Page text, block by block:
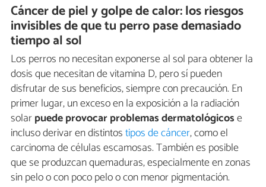
Cáncer de piel y golpe de calor: los riesgos
invisibles de que tu perro pase demasiado
tiempo al sol
Los perros no necesitan exponerse al sol para obtener la
dosis que necesitan de vitamina D, pero sí pueden
disfrutar de sus beneficios, siempre con precaución. En
primer lugar, un exceso en la exposición a la radiación
solarpuede provocar problemas dermatológicose
incluso derivar en distintostipos de cáncer, como el
carcinoma de células escamosas. También es posible
que se produzcan quemaduras, especialmente en zonas
sin pelo o con poco pelo o con menor pigmentación.